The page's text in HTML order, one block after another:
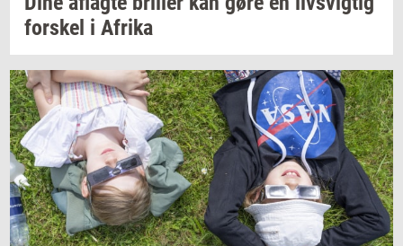
for­skel i Afri­ka